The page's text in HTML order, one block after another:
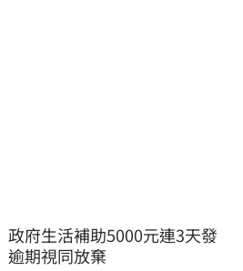
政府生活補助5000元連3天發
逾期視同放棄